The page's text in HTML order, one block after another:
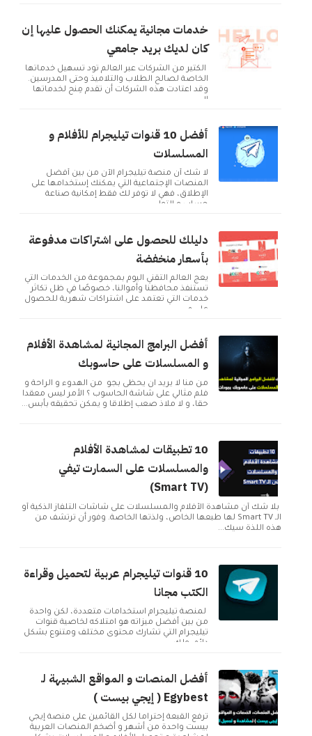
خدمات مجانية يمكنك الحصول عليها إن
كان لديك بريد جامعي
الكثير من الشركات عبر العالم تود تسهيل خدماتها
الخاصة لصالح الطلاب والتلاميذ وحتى المدرسين.
وقد اعتادت هذه الشركات أن تقدم مِنح لخدماتها
ال...
أفضل 10 قنوات تيليجرام للأفلام و
المسلسلات
لا شك أن منصة تيليجرام الآن من بين أفضل
المنصات الإجتماعية التي يمكنك إستخدامها على
الإطلاق، فهي لا توفر لك فقط إمكانية صناعة
حساب و التوا...
دليلك للحصول على اشتراكات مدفوعة
بأسعار منخفضة
يعج العالم التقني اليوم بمجموعة من الخدمات التي
تستنفذ محافظنا وأموالنا، خصوصًا في ظل تكاثر
خدمات التي تعتمد على اشتراكات شهرية للحصول
على م...
أفضل البرامج المجانية لمشاهدة الأفلام
و المسلسلات على حاسوبك
من منا لا يريد ان يحظى بجو من الهدوء و الراحة و
فلم مثالي على شاشة الحاسوب ؟ الأمر ليس معقدا
حقا، و لا ملاذ صعب إطلاقا و يمكن تحقيقه بأبس...
10 تطبيقات لمشاهدة الأفلام
والمسلسلات على السمارت تيفي
(Smart TV)
بلا شك أن مشاهدة الأفلام والمسلسلات على شاشات التلفاز الذكية أو
الـ Smart TV لها طبعها الخاص، ولذتها الخاصة. وفور أن ترتشف من
هذه اللذة سيك...
10 قنوات تيليجرام عربية لتحميل وقراءة
الكتب مجانا
لمنصة تيليجرام استخدامات متعددة، لكن واحدة
من بين أفضل ميزاته هو امتلاكه لخاصية قنوات
تيليجرام التي تشارك محتوى مختلف ومتنوع بشكل
دائم. ولك...
أفضل المنصات و المواقع الشبيهة لـ
Egybest ( إيجي بيست )
تُرفع القبعة إحتراماً لكل القائمين على منصة إيجي
بيست واحدة من أشهر و أضخم المنصات العربية